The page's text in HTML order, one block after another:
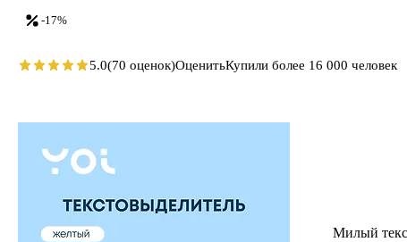
Милый
-17%
5.0(70 оценок)ОценитьКупили более 16 000 человек